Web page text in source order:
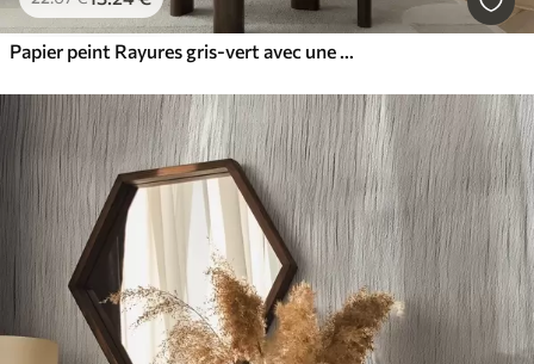
Papier peint Rayures gris-vert avec une rangée centrale de cercles